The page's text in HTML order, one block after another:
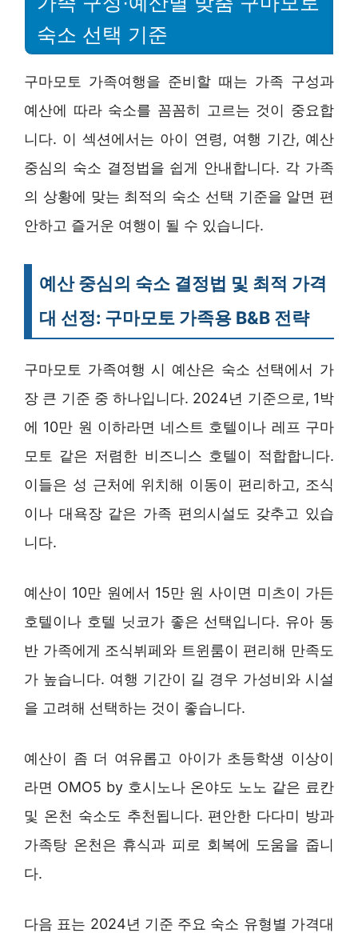
숙소 선택 기준
구마모토 가족여행을 준비할 때는 가족 구성과
예산에 따라 숙소를 꼼꼼히 고르는 것이 중요합
니다. 이 섹션에서는 아이 연령, 여행 기간, 예산
중심의 숙소 결정법을 쉽게 안내합니다. 각 가족
의 상황에 맞는 최적의 숙소 선택 기준을 알면 편
안하고 즐거운 여행이 될 수 있습니다.
예산 중심의 숙소 결정법 및 최적 가격
대 선정: 구마모토 가족용 B&B 전략
구마모토 가족여행 시 예산은 숙소 선택에서 가
장 큰 기준 중 하나입니다. 2024년 기준으로, 1박
에 10만 원 이하라면 네스트 호텔이나 레프 구마
모토 같은 저렴한 비즈니스 호텔이 적합합니다.
이들은 성 근처에 위치해 이동이 편리하고, 조식
이나 대욕장 같은 가족 편의시설도 갖추고 있습
니다.
예산이 10만 원에서 15만 원 사이면 미츠이 가든
호텔이나 호텔 닛코가 좋은 선택입니다. 유아 동
반 가족에게 조식뷔페와 트윈룸이 편리해 만족도
가 높습니다. 여행 기간이 길 경우 가성비와 시설
을 고려해 선택하는 것이 좋습니다.
예산이 좀 더 여유롭고 아이가 초등학생 이상이
라면 OMO5 by 호시노나 온야도 노노 같은 료칸
및 온천 숙소도 추천됩니다. 편안한 다다미 방과
가족탕 온천은 휴식과 피로 회복에 도움을 줍니
다.
다음 표는 2024년 기준 주요 숙소 유형별 가격대